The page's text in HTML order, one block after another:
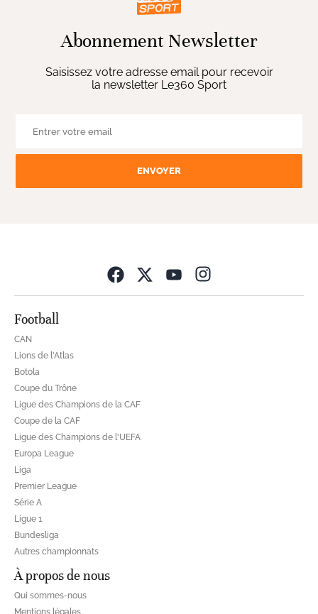
Abonnement Newsletter
Saisissez votre adresse email pour recevoir
la newsletter Le360 Sport
ENVOYER
Football
CAN
Lions de l'Atlas
Botola
Coupe du Trône
Ligue des Champions de la CAF
Coupe de la CAF
Ligue des Champions de l'UEFA
Europa League
Liga
Premier League
Série A
Ligue 1
Bundesliga
Autres championnats
À propos de nous
Qui sommes-nous
Mentions légales